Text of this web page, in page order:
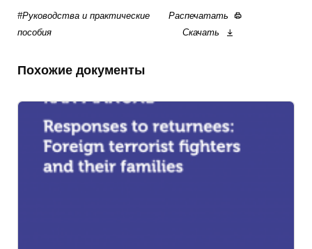
#Руководства и практические
пособия
Распечатать
Скачать
Похожие документы